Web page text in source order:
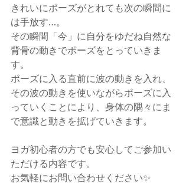
きれいにポーズがとれても次の瞬間に
は手放す…。
その瞬間「今」に自分をゆだね自然な
背骨の動きでポーズをとっていきま
す。
ポーズに入る直前に波の動きを入れ、
その波の動きを使いながらポーズに入
っていくことにより、身体の隅々にま
で意識と動きを拡げていきます。
ヨガ初心者の方でも安心してご参加い
ただける内容です。
お気軽にお問い合わせください✨